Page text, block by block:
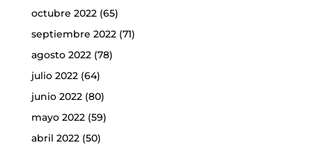
octubre 2022(65)
septiembre 2022(71)
agosto 2022(78)
julio 2022(64)
junio 2022(80)
mayo 2022(59)
abril 2022(50)